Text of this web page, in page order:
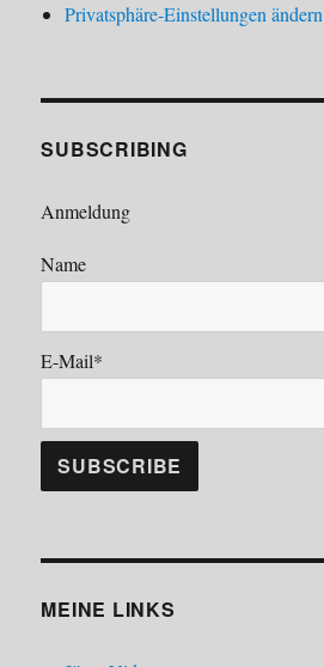
Privatsphäre-Einstellungen ändern
SUBSCRIBING
Anmeldung
Name
E-Mail*
MEINE LINKS